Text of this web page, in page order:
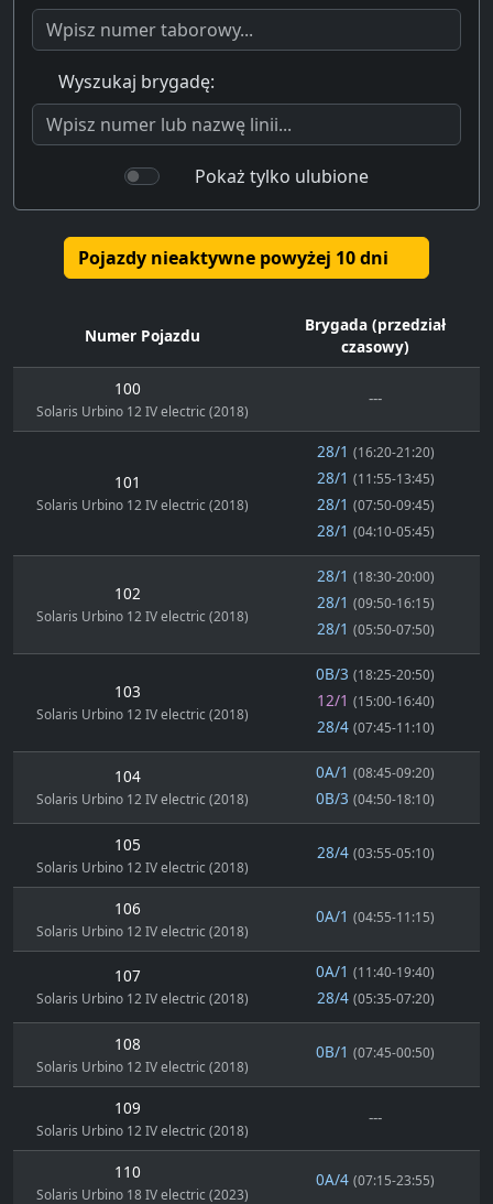
Wyszukaj brygadę:
Pokaż tylko ulubione
Pojazdy nieaktywne powyżej 10 dni
Numer Pojazdu
Brygada (przedział
czasowy)
100
Solaris Urbino 12 IV electric (2018)
---
101
Solaris Urbino 12 IV electric (2018)
28/1 (16:20-21:20)
28/1 (11:55-13:45)
28/1 (07:50-09:45)
28/1 (04:10-05:45)
102
Solaris Urbino 12 IV electric (2018)
28/1 (18:30-20:00)
28/1 (09:50-16:15)
28/1 (05:50-07:50)
103
Solaris Urbino 12 IV electric (2018)
0B/3 (18:25-20:50)
12/1 (15:00-16:40)
28/4 (07:45-11:10)
104
Solaris Urbino 12 IV electric (2018)
0A/1 (08:45-09:20)
0B/3 (04:50-18:10)
105
Solaris Urbino 12 IV electric (2018)
28/4 (03:55-05:10)
106
Solaris Urbino 12 IV electric (2018)
0A/1 (04:55-11:15)
107
Solaris Urbino 12 IV electric (2018)
0A/1 (11:40-19:40)
28/4 (05:35-07:20)
108
Solaris Urbino 12 IV electric (2018)
0B/1 (07:45-00:50)
109
Solaris Urbino 12 IV electric (2018)
---
110
Solaris Urbino 18 IV electric (2023)
0A/4 (07:15-23:55)